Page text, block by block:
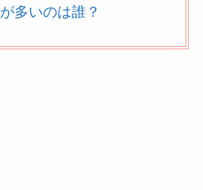
多いのは誰？